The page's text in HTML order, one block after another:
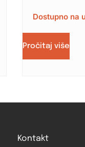
Dostupno na
Pročitaj više
Kontakt